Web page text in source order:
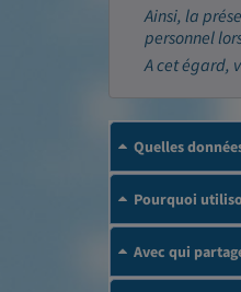
Ainsi, la
personnel
A cet égard,
Quelles
Pourquoi
Avec qui